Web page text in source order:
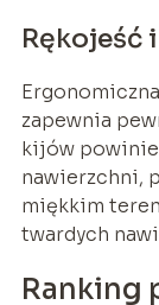
Rękojeść
zapewnia
kijów
nawierzchni,
miękkim
twardych
Ranking